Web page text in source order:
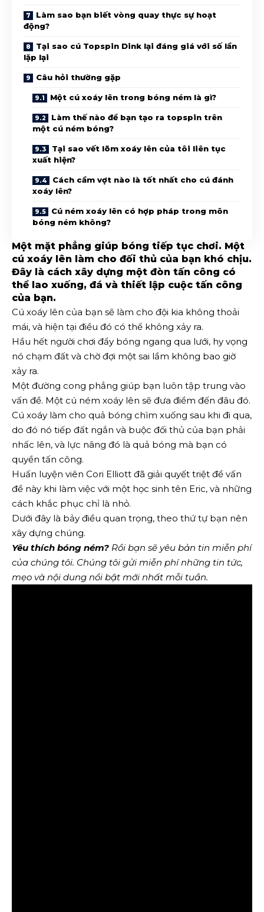
Làm sao bạn biết vòng quay thực sự hoạt
động?
Tại sao cú Topspin Dink lại đáng giá với số lần
lặp lại
Câu hỏi thường gặp
Một cú xoáy lên trong bóng ném là gì?
Làm thế nào để bạn tạo ra topspin trên
một cú ném bóng?
Tại sao vết lõm xoáy lên của tôi liên tục
xuất hiện?
Cách cầm vợt nào là tốt nhất cho cú đánh
xoáy lên?
Cú ném xoáy lên có hợp pháp trong môn
bóng ném không?
Một mặt phẳng giúp bóng tiếp tục chơi. Một
cú xoáy lên làm cho đối thủ của bạn khó chịu.
Đây là cách xây dựng một đòn tấn công có
thể lao xuống, đá và thiết lập cuộc tấn công
của bạn.
Cú xoáy lên của bạn sẽ làm cho đội kia không thoải
mái, và hiện tại điều đó có thể không xảy ra.
Hầu hết người chơi đẩy bóng ngang qua lưới, hy vọng
nó chạm đất và chờ đợi một sai lầm không bao giờ
xảy ra.
Một đường cong phẳng giúp bạn luôn tập trung vào
vấn đề. Một cú ném xoáy lên sẽ đưa điểm đến đâu đó.
Cú xoáy làm cho quả bóng chìm xuống sau khi đi qua,
do đó nó tiếp đất ngắn và buộc đối thủ của bạn phải
nhấc lên, và lực nâng đó là quả bóng mà bạn có
quyền tấn công.
Huấn luyện viên Cori Elliott đã giải quyết triệt để vấn
đề này khi làm việc với một học sinh tên Eric, và những
cách khắc phục chỉ là nhỏ.
Dưới đây là bảy điều quan trọng, theo thứ tự bạn nên
xây dựng chúng.
Yêu thích bóng ném? Rồi bạn sẽ yêu bản tin miễn phí
của chúng tôi. Chúng tôi gửi miễn phí những tin tức,
mẹo và nội dung nổi bật mới nhất mỗi tuần.